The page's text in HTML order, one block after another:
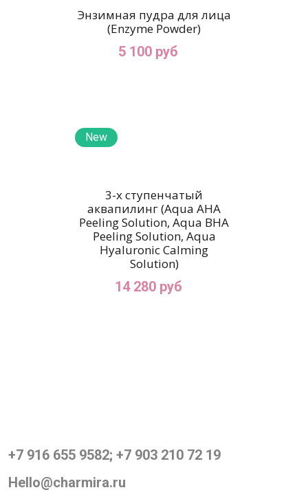
Энзимная пудра для лица
(Enzyme Powder)
5 100 руб
New
3-х ступенчатый
аквапилинг (Aqua AHA
Peeling Solution, Aqua BHA
Peeling Solution, Aqua
Hyaluronic Calming
Solution)
14 280 руб
+7 916 655 9582; +7 903 210 72 19
Hello@charmira.ru